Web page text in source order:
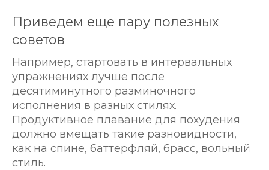
Приведем еще пару полезных
советов
Например, стартовать в интервальных
упражнениях лучше после
десятиминутного разминочного
исполнения в разных стилях.
Продуктивное плавание для похудения
должно вмещать такие разновидности,
как на спине, баттерфляй, брасс, вольный
стиль.